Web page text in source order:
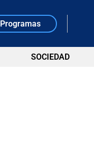
Programas
SOCIEDAD